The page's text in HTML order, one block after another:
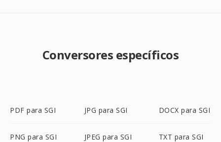
Conversores específicos
PDF para SGI JPG para SGI DOCX para SGI
PNG para SGI JPEG para SGI TXT para SGI